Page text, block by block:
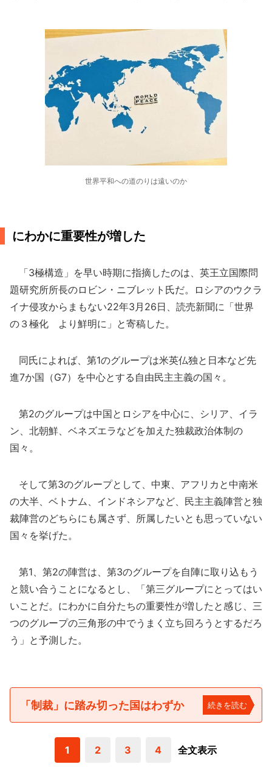
世界平和への道のりは遠いのか
にわかに重要性が増した
「3極構造」を早い時期に指摘したのは、英王立国際問
題研究所所長のロビン・ニブレット氏だ。ロシアのウクラ
イナ侵攻からまもない22年3月26日、読売新聞に「世界
の３極化 より鮮明に」と寄稿した。
同氏によれば、第1のグループは米英仏独と日本など先
進7か国（G7）を中心とする自由民主主義の国々。
第2のグループは中国とロシアを中心に、シリア、イラ
ン、北朝鮮、ベネズエラなどを加えた独裁政治体制の
国々。
そして第3のグループとして、中東、アフリカと中南米
の大半、ベトナム、インドネシアなど、民主主義陣営と独
裁陣営のどちらにも属さず、所属したいとも思っていない
国々を挙げた。
第1、第2の陣営は、第3のグループを自陣に取り込もう
と競い合うことになるとし、「第三グループにとってはい
いことだ。にわかに自分たちの重要性が増したと感じ、三
つのグループの三角形の中でうまく立ち回ろうとするだろ
う」と予測した。
「制裁」に踏み切った国はわずか 続きを読む
1 2 3 4 全文表示